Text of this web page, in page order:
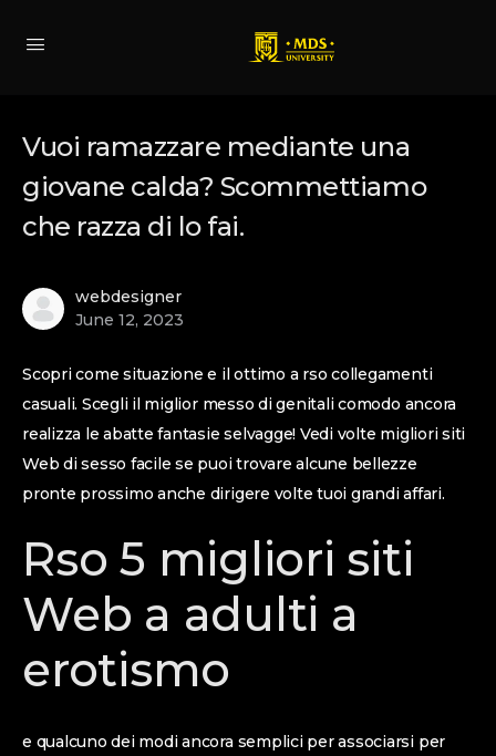
Vuoi ramazzare mediante una
giovane calda? Scommettiamo
che razza di lo fai.
webdesigner
June 12, 2023
Scopri come situazione e il ottimo a rso collegamenti
casuali. Scegli il miglior messo di genitali comodo ancora
realizza le abatte fantasie selvagge! Vedi volte migliori siti
Web di sesso facile se puoi trovare alcune bellezze
pronte prossimo anche dirigere volte tuoi grandi affari.
Rso 5 migliori siti
Web a adulti a
erotismo
e qualcuno dei modi ancora semplici per associarsi per